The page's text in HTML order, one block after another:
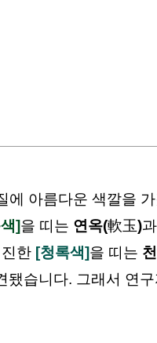
에 아름다운 색깔을
]을 띠는 연옥(軟玉)과
한 [청록색]을 띠는
됐습니다. 그래서 연